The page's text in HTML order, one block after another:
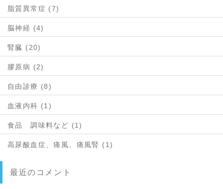
脂質異常症 (7)
脳神経 (4)
腎臓 (20)
膠原病 (2)
自由診療 (8)
血液内科 (1)
食品 調味料など (1)
高尿酸血症、痛風、痛風腎 (1)
最近のコメント